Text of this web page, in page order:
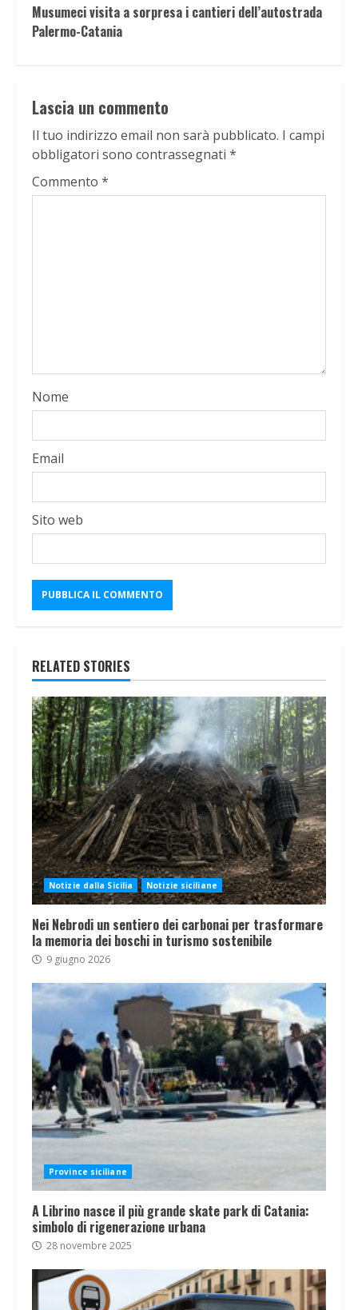
Musumeci visita a sorpresa i cantieri dell’autostrada
Palermo-Catania
Lascia un commento
Il tuo indirizzo email non sarà pubblicato. I campi
obbligatori sono contrassegnati *
Commento *
Nome
Email
Sito web
RELATED STORIES
Notizie dalla Sicilia Notizie siciliane
Nei Nebrodi un sentiero dei carbonai per trasformare
la memoria dei boschi in turismo sostenibile
9 giugno 2026
Province siciliane
A Librino nasce il più grande skate park di Catania:
simbolo di rigenerazione urbana
28 novembre 2025